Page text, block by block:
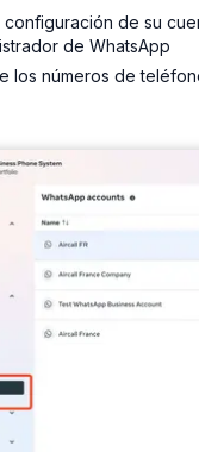
configuración de su
de WhatsApp
los números de